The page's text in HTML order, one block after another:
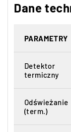
Dane
PARAMETRY
Detektor
termiczny
Odświeżanie
(term.)